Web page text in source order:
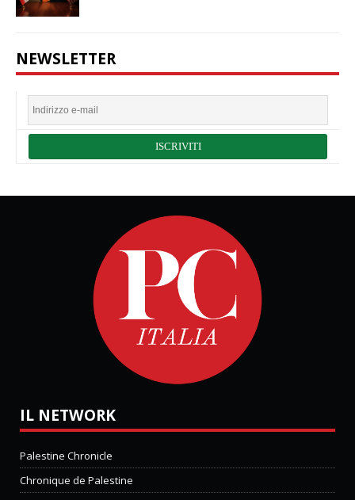
NEWSLETTER
IL NETWORK
Palestine Chronicle
Chronique de Palestine